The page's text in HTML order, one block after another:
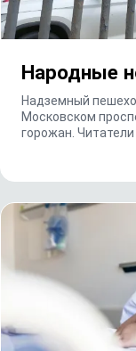
Народные
Надземный
Московском
горожан.